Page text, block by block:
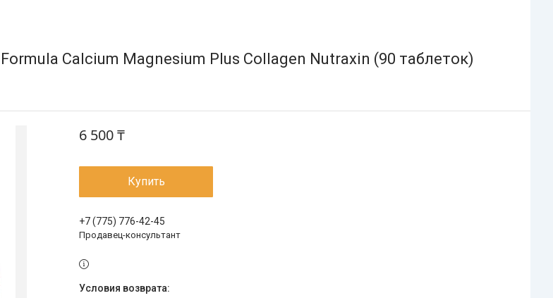
Calcium Magnesium Plus Collagen Nutraxin (90 таблеток)
6 500 ₸
Купить
+7 (775) 776-42-45
Продавец-консультант